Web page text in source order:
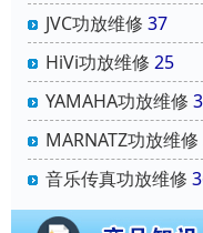
JVC功放维修 37
HiVi功放维修 25
YAMAHA功放维修
MARNATZ功放维修
音乐传真功放维修